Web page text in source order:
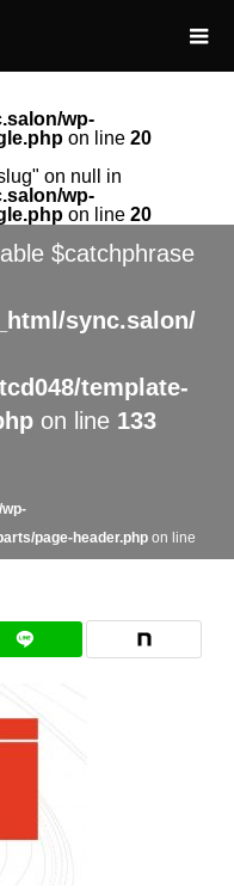
wp-
on line 20
on null in
wp-
on line 20
$catchphrase
sync.salon/
template-
on line 133
page-header.phpon line